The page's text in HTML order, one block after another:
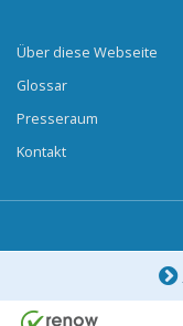
Über diese Webseite
Glossar
Presseraum
Kontakt